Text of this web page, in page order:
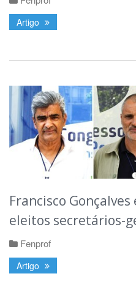
Artigo
Francisco Gonçalves
eleitos secretários-
Fenprof
Artigo